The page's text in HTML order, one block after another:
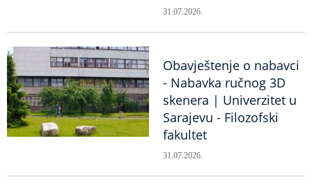
31.07.2026.
Obavještenje o nabavci
- Nabavka ručnog 3D
skenera | Univerzitet u
Sarajevu - Filozofski
fakultet
31.07.2026.